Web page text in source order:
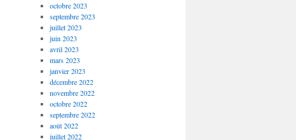
octobre 2023
septembre 2023
juillet 2023
juin 2023
avril 2023
mars 2023
janvier 2023
décembre 2022
novembre 2022
octobre 2022
septembre 2022
août 2022
juillet 2022